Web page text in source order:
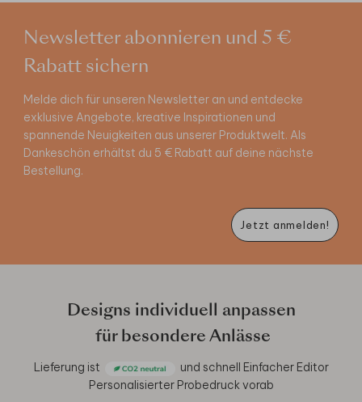
Newsletter abonnieren und 5 €
Rabatt sichern
Melde dich für unseren Newsletter an und entdecke
exklusive Angebote, kreative Inspirationen und
spannende Neuigkeiten aus unserer Produktwelt. Als
Dankeschön erhältst du 5 € Rabatt auf deine nächste
Bestellung.
Jetzt anmelden!
Designs individuell anpassen
für besondere Anlässe
Lieferung ist und schnell Einfacher Editor
Personalisierter Probedruck vorab